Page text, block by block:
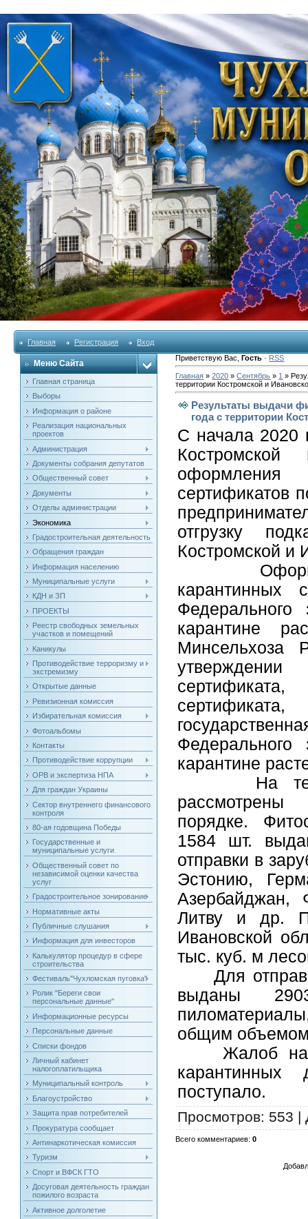
Главная Регистрация Вход
Меню Сайта
Главная страница
Выборы
Информация о районе
Реализация национальных
проектов
Администрация
Документы собрания депутатов
Общественный совет
Документы
Отделы администрации
Экономика
Градостроительная деятельность
Обращения граждан
Информация населению
Муниципальные услуги
КДН и ЗП
ПРОЕКТЫ
Реестр свободных земельных
участков и помещений
Каникулы
Противодействие терроризму и
экстремизму
Открытые данные
Ревизионная комиссия
Избирательная комиссия
Фотоальбомы
Контакты
Противодействие коррупции
ОРВ и экспертиза НПА
Для граждан Украины
Сектор внутреннего финансового
контроля
80-ая годовщина Победы
Государственные и
муниципальные услуги
Общественный совет по
независимой оценки качества
услуг
Градостроительное зонирование
Нормативные акты
Публичные слушания
Информация для инвесторов
Калькулятор процедур в сфере
строительства
Фестиваль"Чухломская пуговка"
Ролик "Береги свои
персональные данные"
Информационные ресурсы
Персональные данные
Списки фондов
Личный кабинет
налогоплатильщика
Муниципальный контроль
Благоустройство
Защита прав потребителей
Прокуратура сообщает
Антинаркотическая комиссия
Туризм
Спорт и ВФСК ГТО
Досуговая деятельность граждан
пожилого возраста
Активное долголетие
Приветствую Вас ,Гость · RSS
Главная »2020 » Сентябрь » 1 »
территории Костромской и
Результаты выдачи
года с территории
С начала 2020
сертификатов
отгрузку
Костромской и
карантинных
карантине
карантине
На
рассмотрены
порядке.
1584 шт.
отправки в
Эстонию,
Литву и др.
Ивановской
тыс. куб. м
Для
выданы
общим
Жалоб на
карантинных
поступало.
Просмотров: 553 |
Всего комментариев:0